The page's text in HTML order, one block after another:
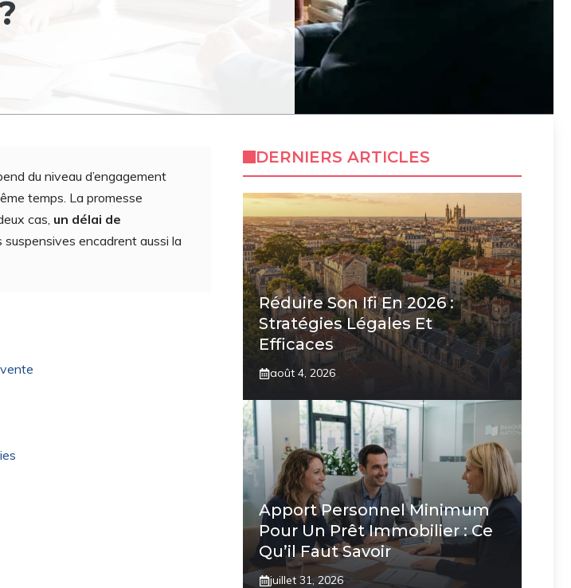
du niveau d’engagement
temps. La promesse
cas, un délai de
suspensives encadrent aussi la
DERNIERS ARTICLES
Réduire Son Ifi En 2026 :
Stratégies Légales Et
Efficaces
août 4, 2026
Apport Personnel Minimum
Pour Un Prêt Immobilier : Ce
Qu’il Faut Savoir
juillet 31, 2026